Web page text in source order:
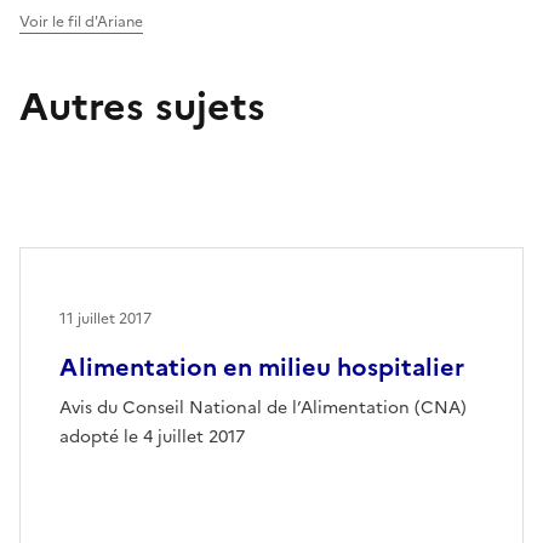
Voir le fil d'Ariane
Autres sujets
Alimentation en milieu hospitalier
Avis du Conseil National de l’Alimentation (CNA)
adopté le 4 juillet 2017
11 juillet 2017